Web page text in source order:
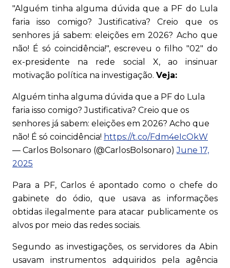
"Alguém tinha alguma dúvida que a PF do Lula
faria isso comigo? Justificativa? Creio que os
senhores já sabem: eleições em 2026? Acho que
não! É só coincidência!", escreveu o filho "02" do
ex-presidente na rede social X, ao insinuar
motivação política na investigação. Veja:
Alguém tinha alguma dúvida que a PF do Lula
faria isso comigo? Justificativa? Creio que os
senhores já sabem: eleições em 2026? Acho que
não! É só coincidência! https://t.co/Fdm4eIcOkW
— Carlos Bolsonaro (@CarlosBolsonaro)June 17,
2025
Para a PF, Carlos é apontado como o chefe do
gabinete do ódio, que usava as informações
obtidas ilegalmente para atacar publicamente os
alvos por meio das redes sociais.
Segundo as investigações, os servidores da Abin
usavam instrumentos adquiridos pela agência